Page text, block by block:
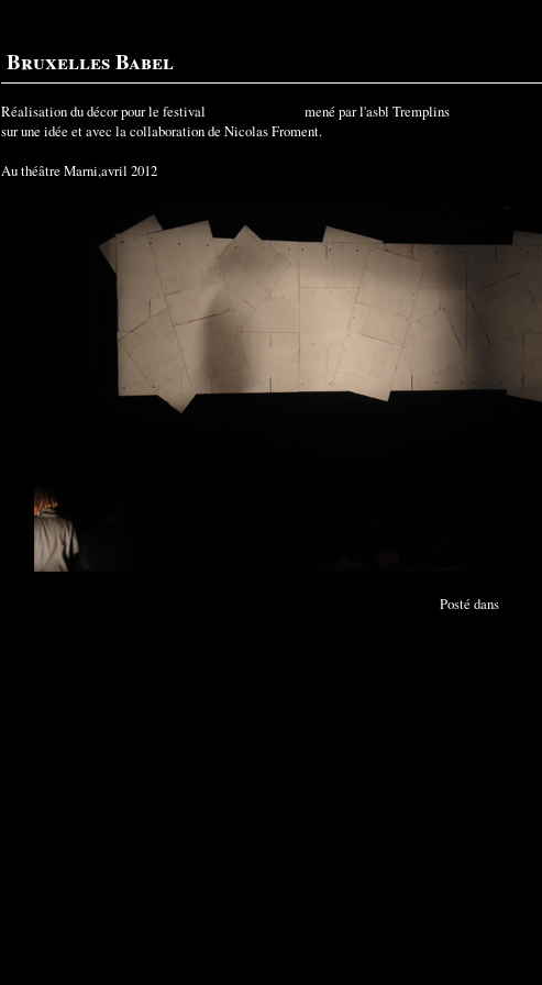
Bruxelles Babel
Réalisation du décor pour le festival
mené par l'asbl Tremplins
sur une idée et avec la collaboration de Nicolas Froment.
Au théâtre Marni,avril 2012
Posté dans